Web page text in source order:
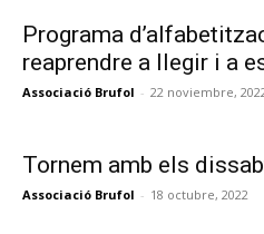
Programa
reaprendre a llegir i a
Associació Brufol - 22 noviembre,
Tornem amb els
Associació Brufol - 18 octubre, 2022